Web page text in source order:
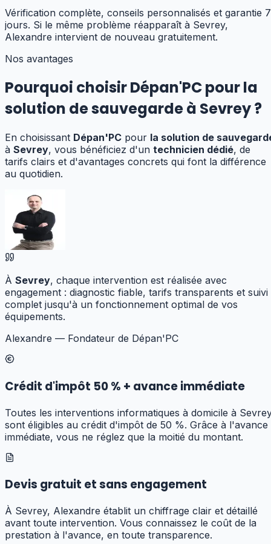
Vérification complète, conseils personnalisés et garantie 7
jours. Si le même problème réapparaît à Sevrey,
Alexandre intervient de nouveau gratuitement.
Nos avantages
Pourquoi choisir Dépan'PC pourla
solution de sauvegardeà Sevrey?
En choisissant Dépan'PC pour la solution de
à Sevrey, vous bénéficiez d'un technicien dédié, de
tarifs clairs et d'avantages concrets qui font la différence
au quotidien.
À Sevrey, chaque intervention est réalisée avec
engagement : diagnostic fiable, tarifs transparents et suivi
complet jusqu'à un fonctionnement optimal de vos
équipements.
Alexandre — Fondateur de Dépan'PC
Crédit d'impôt 50 % + avance immédiate
Toutes les interventions informatiques à domicile à
sont éligibles au crédit d'impôt de 50 %. Grâce à l'avance
immédiate, vous ne réglez que la moitié du montant.
Devis gratuit et sans engagement
À Sevrey, Alexandre établit un chiffrage clair et détaillé
avant toute intervention. Vous connaissez le coût de la
prestation à l'avance, en toute transparence.